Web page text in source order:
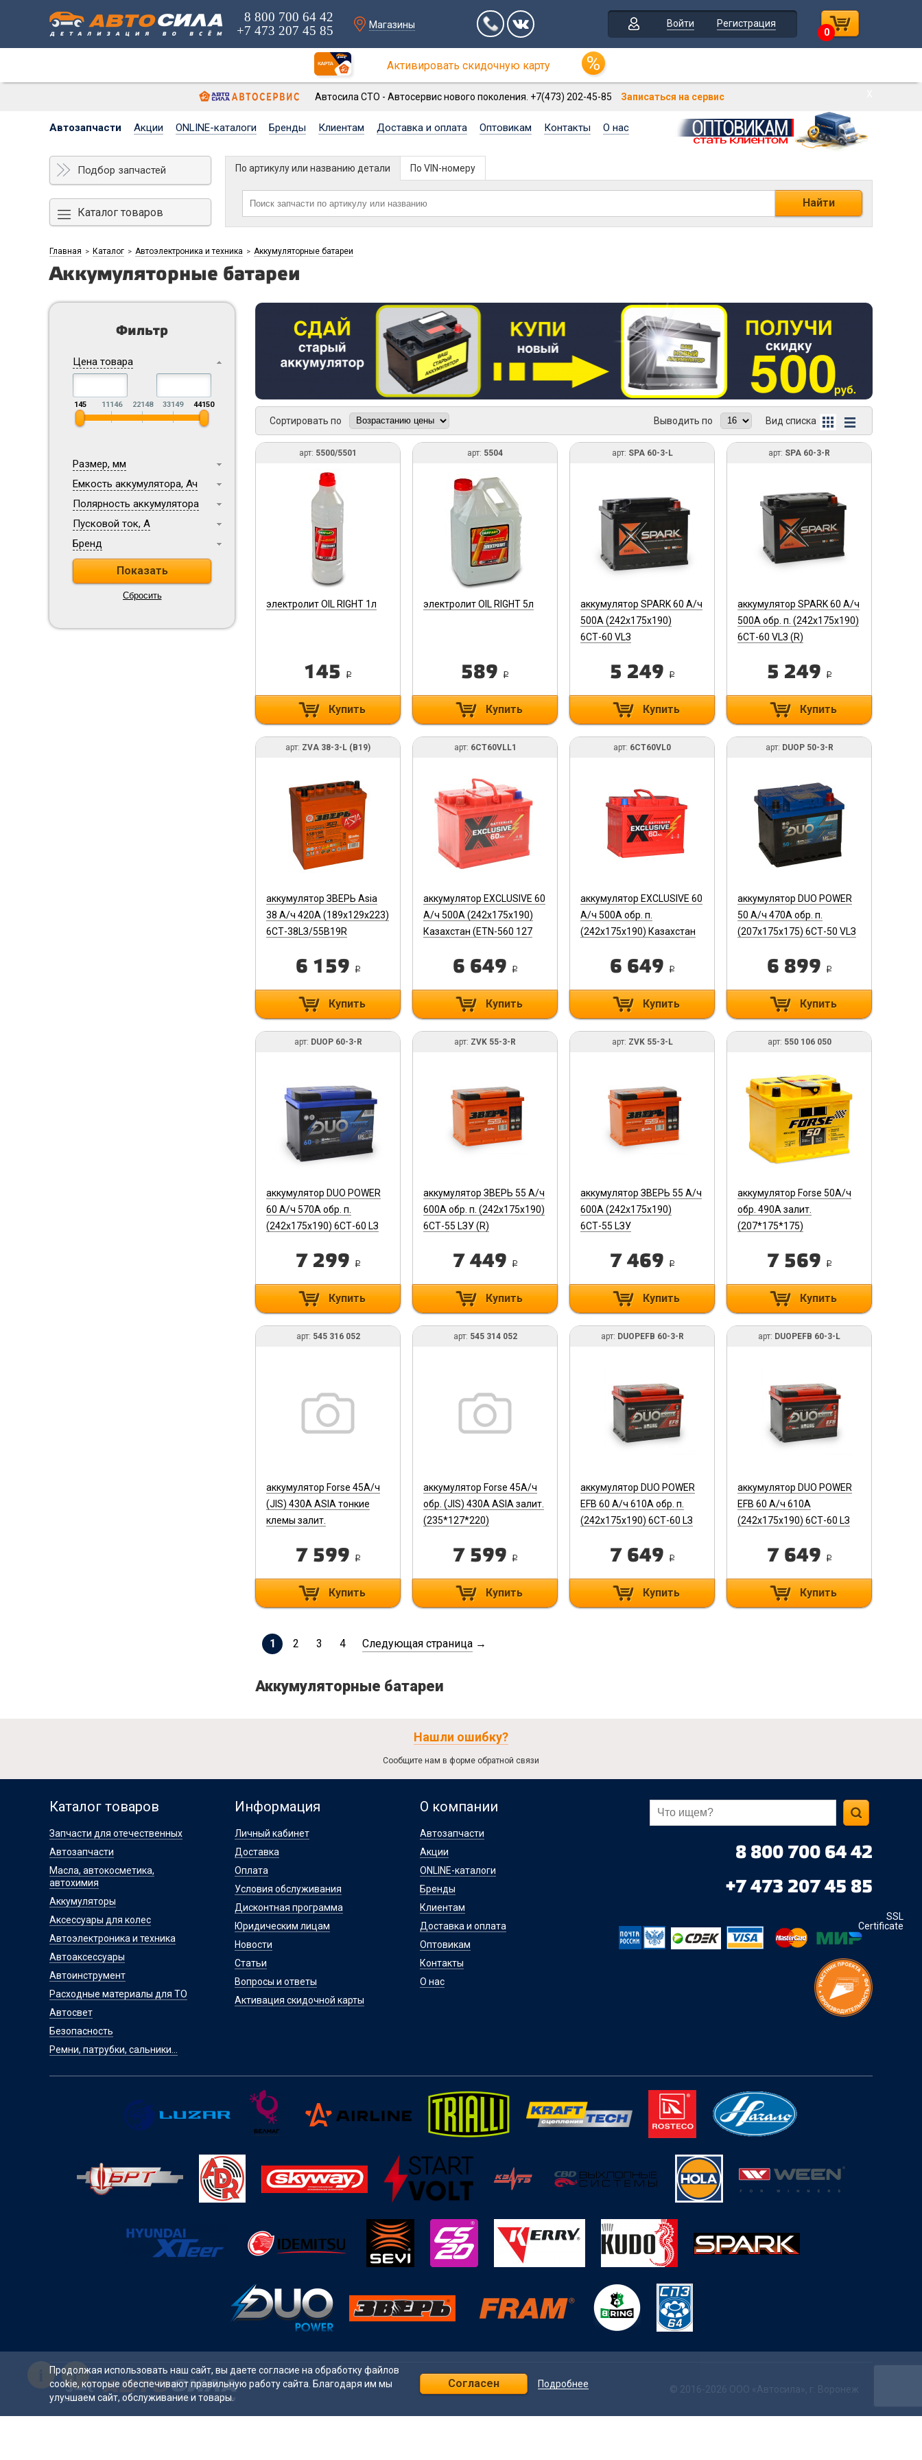
8 800 700 64 42
+7 473 207 45 85
Магазины Войти
Регистрация
0
Активировать скидочную карту
Автосила СТО - Автосервис нового поколения. +7(473) 202-45-85 Записаться на сервис
Автозапчасти Акции ONLINE-каталоги Бренды Клиентам Доставка и оплата Оптовикам Контакты О нас
Подбор запчастей
Каталог товаров
По артикулу или названию детали
Найти
По VIN-номеру
Главная > Каталог > Автоэлектроника и техника > Аккумуляторные батареи
Аккумуляторные батареи
Фильтр
Цена товара
145 11146 22148 33149 44150
Размер, мм
Емкость аккумулятора, Ач
Полярность аккумулятора
Пусковой ток, А
Бренд
Сортировать по Вид списка
Выводить по
арт: 5500/5501
электролит OIL RIGHT 1л
145 i
Купить
арт: 5504
электролит OIL RIGHT 5л
589 i
Купить
арт: SPA 60-3-L
аккумулятор SPARK 60 А/ч
500A (242х175х190)
6СТ-60 VLЗ
5 249 i
Купить
арт: SPA 60-3-R
аккумулятор SPARK 60 А/ч
500A обр. п. (242х175х190)
6СТ-60 VLЗ (R)
5 249 i
Купить
арт: ZVA 38-3-L (B19)
аккумулятор ЗВЕРЬ Asia
38 А/ч 420A (189х129х223)
6СТ-38LЗ/55B19R
6 159 i
Купить
арт: 6CT60VLL1
аккумулятор EXCLUSIVE 60
А/ч 500A (242х175х190)
Казахстан (ETN-560 127
6 649 i
Купить
арт: 6CT60VL0
аккумулятор EXCLUSIVE 60
А/ч 500A обр. п.
(242х175х190) Казахстан
6CT60VL06 649 i
Купить
арт: DUOP 50-3-R
аккумулятор DUO POWER
50 А/ч 470A обр. п.
(207х175х175) 6СТ-50 VLЗ
6 899 i
Купить
арт: DUOP 60-3-R
аккумулятор DUO POWER
60 А/ч 570A обр. п.
(242х175х190) 6СТ-60 LЗ
7 299 i
Купить
арт: ZVK 55-3-R
аккумулятор ЗВЕРЬ 55 А/ч
600A обр. п. (242х175х190)
6СТ-55 LЗУ (R)
7 449 i
Купить
арт: ZVK 55-3-L
аккумулятор ЗВЕРЬ 55 А/ч
600A (242х175х190)
6СТ-55 LЗУ
7 469 i
Купить
арт: 550 106 050
аккумулятор Forse 50А/ч
обр. 490А залит.
(207*175*175)
7 569 i
Купить
арт: 545 316 052
аккумулятор Forse 45А/ч
(JIS) 430А ASIA тонкие
клемы залит.
7 599 i
Купить
арт: 545 314 052
аккумулятор Forse 45А/ч
обр. (JIS) 430А ASIA залит.
(235*127*220)
7 599 i
Купить
арт: DUOPEFB 60-3-R
аккумулятор DUO POWER
EFB 60 А/ч 610A обр. п.
(242х175х190) 6СТ-60 LЗ
7 649 i
Купить
арт: DUOPEFB 60-3-L
аккумулятор DUO POWER
EFB 60 А/ч 610A
(242х175х190) 6СТ-60 LЗ
7 649 i
Купить
1 2 3 4 Следующая страница →
Аккумуляторные батареи
Нашли ошибку?
Сообщите нам в форме обратной связи
Каталог товаров
Запчасти для отечественных
Автозапчасти
Масла, автокосметика,
автохимия
Аккумуляторы
Аксессуары для колес
Автоэлектроника и техника
Автоаксессуары
Автоинструмент
Расходные материалы для ТО
Автосвет
Безопасность
Ремни, патрубки, сальники...
Информация
Личный кабинет
Доставка
Оплата
Условия обслуживания
Дисконтная программа
Юридическим лицам
Новости
Статьи
Вопросы и ответы
Активация скидочной карты
О компании
Автозапчасти
Акции
ONLINE-каталоги
Бренды
Клиентам
Доставка и оплата
Оптовикам
Контакты
О нас
8 800 700 64 42
+7 473 207 45 85
SSL
Certificate
© 2016-2026 ООО «Автосила», г. Воронеж
Продолжая использовать наш сайт, вы даете согласие на обработку файлов
cookie, которые обеспечивают правильную работу сайта. Благодаря им мы
улучшаем сайт, обслуживание и товары.
Согласен Подробнее